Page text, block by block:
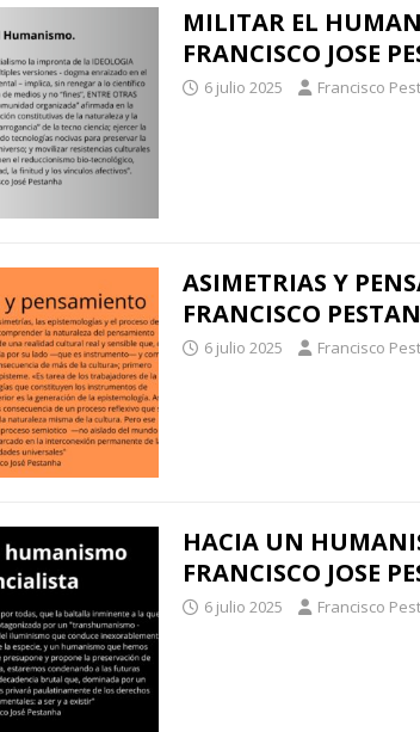
MILITAR EL
FRANCISCO JOSE
6 julio 2025 Francisco
ASIMETRIAS Y
FRANCISCO
6 julio 2025 Francisco
HACIA UN
FRANCISCO JOSE
6 julio 2025 Francisco